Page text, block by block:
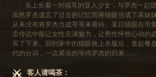
头上长着一对猫耳的亚人少女，与罗杰一起
虽然罗杰遗忘了过去的记忆而将猫眼当成了亲妹
从来没有将罗杰当成哥哥来看待。某日猫眼在市
卖传说中能让女性充满魅力，让男性怦然心动的
买了下来。回到家中的猫眼换上衣服后，拿起餐
代的台词，一边紧张的等待罗杰的归来……
客人请喝茶：